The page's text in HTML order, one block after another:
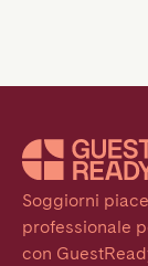
Soggiorni
professionale
con